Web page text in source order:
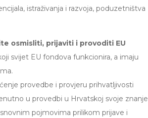
istraživanja i razvoja, poduzetništva
osmisliti, prijaviti i provoditi EU
svijet EU fondova funkcionira, a imaju
provedbe i provjeru prihvatljivosti
u provedbi u Hrvatskoj svoje znanje
pojmovima prilikom prijave i